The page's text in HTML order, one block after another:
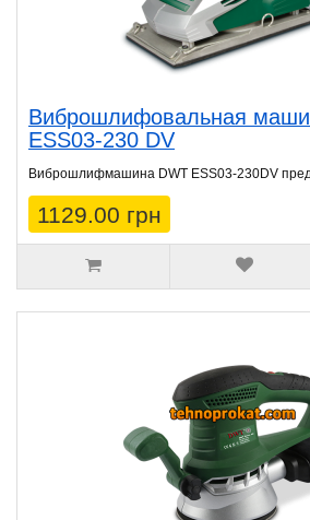
Виброшлифовальная
ESS03-230 DV
Виброшлифмашина DWT ESS03-230DV
1129.00 грн